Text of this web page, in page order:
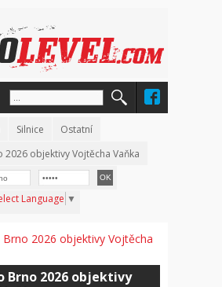
Silnice
Ostatní
2026 objektivy Vojtěcha Vaňka
Language ▼
Brno 2026 objektivy